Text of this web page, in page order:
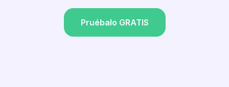
Pruébalo GRATIS